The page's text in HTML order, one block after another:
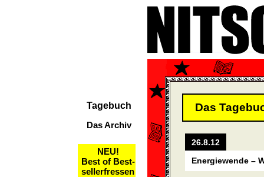
Tagebuch
Das Archiv
NEU!
Best of Best-
sellerfressen
Das
26.8.12
Energiewende –